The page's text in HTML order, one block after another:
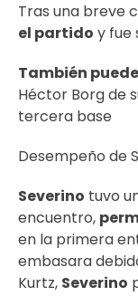
Tras una breve
el partido y fue
También
Héctor Borg de
tercera base
Desempeño de
Severino tuvo
encuentro,
en la primera
embasara
Kurtz, Severino